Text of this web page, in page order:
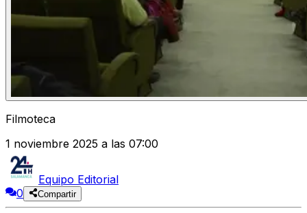
Filmoteca
1 noviembre 2025 a las 07:00
Equipo Editorial
0
Compartir